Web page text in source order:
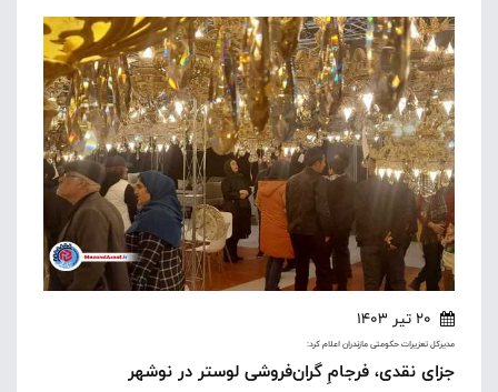
20 تیر 1403
مدیرکل تعزیرات حکومتی مازندران اعلام کرد:
جزای نقدی، فرجامِ گران‌فروشی لوستر در نوشهر